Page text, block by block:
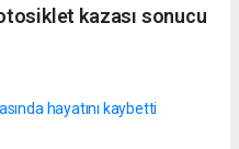
kazası sonucu